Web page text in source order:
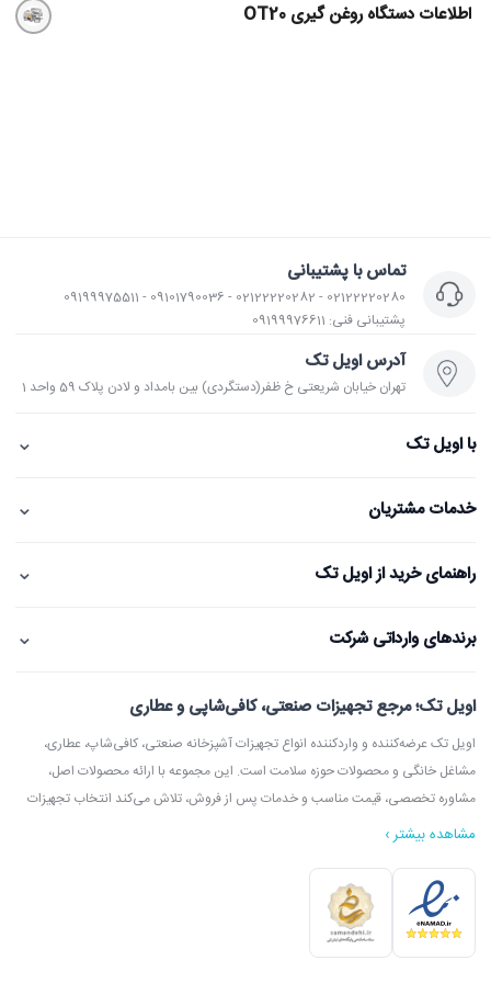
اطلاعات دستگاه روغن گیری OT20
تماس با پشتیبانی
02122220280 - 02122220282 - 09101790036 - 09199975511
پشتیبانی فنی: 09199976611
آدرس اویل تک
تهران خیابان شریعتی خ ظفر(دستگردی) بین بامداد و لادن پلاک 59 واحد 1
با اویل تک ⌄
خدمات مشتریان ⌄
راهنمای خرید از اویل تک ⌄
برندهای وارداتی شرکت ⌄
اویل تک؛ مرجع تجهیزات صنعتی، کافی‌شاپی و عطاری
اویل تک عرضه‌کننده و واردکننده انواع تجهیزات آشپزخانه صنعتی، کافی‌شاپ، عطاری،
مشاغل خانگی و محصولات حوزه سلامت است. این مجموعه با ارائه محصولات اصل،
مشاوره تخصصی، قیمت مناسب و خدمات پس از فروش، تلاش می‌کند انتخاب تجهیزات
در اویل تک می‌توانید انواع دستگاه آسیاب عطاری، آسیاب قهوه، دستگاه روغن‌گیری،
ارده‌گیری و کره‌گیری، دستگاه بخور، بویلر آب جوش، اسپرسوساز، گریل، سرخ‌کن، خمیرگیر،
مشاهده بیشتر ›